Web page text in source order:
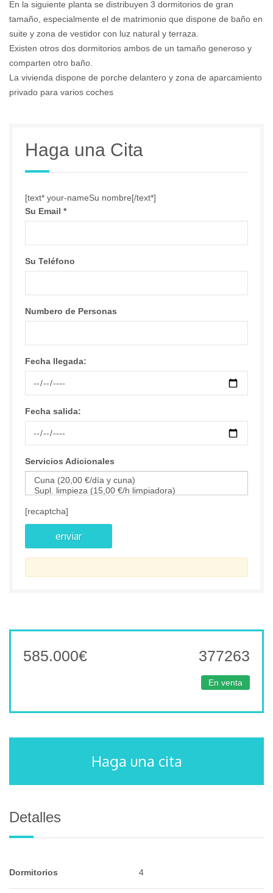
En la siguiente planta se distribuyen 3 dormitorios de gran
tamaño, especialmente el de matrimonio que dispone de baño en
suite y zona de vestidor con luz natural y terraza.
Existen otros dos dormitorios ambos de un tamaño generoso y
comparten otro baño.
La vivienda dispone de porche delantero y zona de aparcamiento
privado para varios coches
Haga una Cita
[text* your-nameSu nombre[/text*]
Su Email *
Su Teléfono
Numbero de Personas
Fecha llegada:
Fecha salida:
Servicios Adicionales
[recaptcha]
585.000€ 377263
En venta
Haga una cita
Detalles
Dormitorios 4